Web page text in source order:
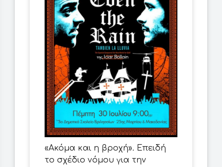
«Ακόμα και η βροχή». Επειδή
το σχέδιο νόμου για την